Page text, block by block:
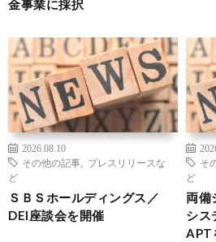
金事業に採択
2026.08.10
その他の記事
プレスリリースな
ど
ＳＢＳホールディングス／
DEI座談会を開催
そ
ど
両備
シス
APT